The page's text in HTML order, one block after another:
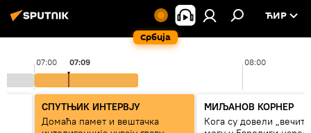
Србија
ЋИР
07:00 08:00
07:09
СПУТЊИК ИНТЕРВЈУ
Домаћа памет и вештачка
МИЉАНОВ КОРНЕР
Кога су довели